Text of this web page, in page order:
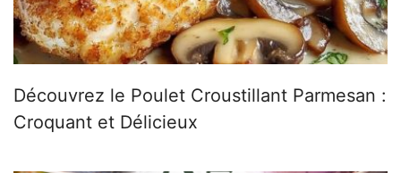
Découvrez le Poulet Croustillant Parmesan :
Croquant et Délicieux